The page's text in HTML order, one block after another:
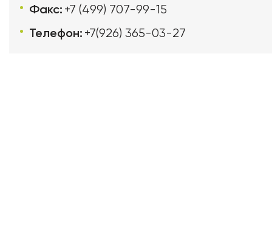
Факс: +7 (499) 707-99-15
Телефон: +7(926) 365-03-27